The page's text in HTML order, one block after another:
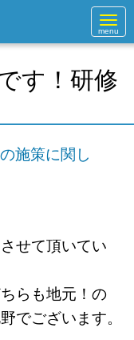
N
a
v
g
a
o
す！研修
施策に関し
せて頂いてい
らも地元！の
でございます。